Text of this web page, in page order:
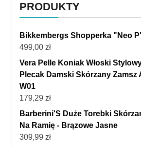
PRODUKTY
Bikkembergs Shopperka "Neo
499,00 zł
Vera Pelle Koniak Włoski
Plecak Damski Skórzany Zamsz
W01
179,29 zł
Barberini'S Duże Torebki
Na Ramię - Brązowe Jasne
309,99 zł